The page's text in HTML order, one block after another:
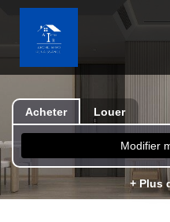
Acheter Louer
Modifier
+ Plus